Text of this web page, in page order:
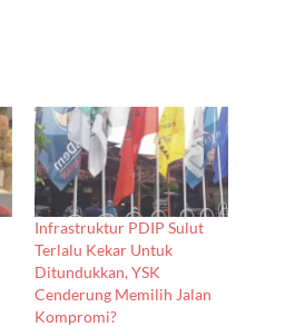
Infrastruktur PDIP Sulut
Terlalu Kekar Untuk
Ditundukkan, YSK
Cenderung Memilih Jalan
Kompromi?